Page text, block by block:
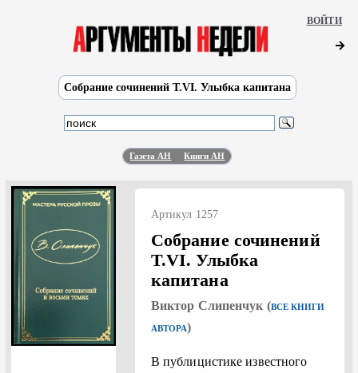
Собрание сочинений Т.VI. Улыбка капитана
ВОЙТИ
Газета АН Книги АН
Артикул 1257
Собрание сочинений
Т.VI. Улыбка
капитана
Виктор Слипенчук (ВСЕ КНИГИ
АВТОРА)
В публицистике известного